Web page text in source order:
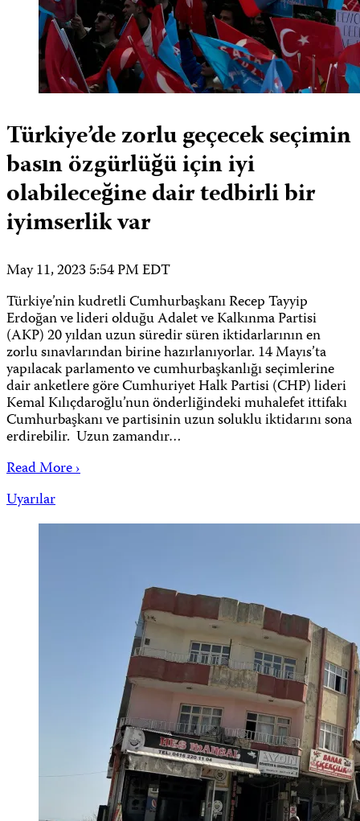
Türkiye’de zorlu geçecek seçimin
basın özgürlüğü için iyi
olabileceğine dair tedbirli bir
iyimserlik var
May 11, 2023 5:54 PM EDT
Türkiye’nin kudretli Cumhurbaşkanı Recep Tayyip
Erdoğan ve lideri olduğu Adalet ve Kalkınma Partisi
(AKP) 20 yıldan uzun süredir süren iktidarlarının en
zorlu sınavlarından birine hazırlanıyorlar. 14 Mayıs’ta
yapılacak parlamento ve cumhurbaşkanlığı seçimlerine
dair anketlere göre Cumhuriyet Halk Partisi (CHP) lideri
Kemal Kılıçdaroğlu’nun önderliğindeki muhalefet ittifakı
Cumhurbaşkanı ve partisinin uzun soluklu iktidarını sona
erdirebilir. Uzun zamandır…
Read More ›
Uyarılar